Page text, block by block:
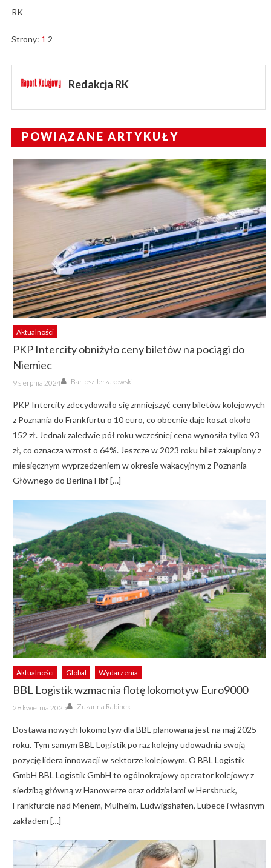
RK
Strony: 1 2
Redakcja RK
POWIĄZANE ARTYKUŁY
Aktualności
PKP Intercity obniżyło ceny biletów na pociągi do
Niemiec
Posted
on
9 sierpnia 2024 Author
Bartosz Jerzakowski
PKP Intercity zdecydowało się zmniejszyć ceny biletów kolejowych
z Poznania do Frankfurtu o 10 euro, co obecnie daje koszt około
152 zł. Jednak zaledwie pół roku wcześniej cena wynosiła tylko 93
zł, co oznacza wzrost o 64%. Jeszcze w 2023 roku bilet zakupiony z
miesięcznym wyprzedzeniem w okresie wakacyjnym z Poznania
Głównego do Berlina Hbf […]
Aktualności Global Wydarzenia
BBL Logistik wzmacnia flotę lokomotyw Euro9000
Posted
on
28 kwietnia 2025 Author
Zuzanna Rabinek
Dostawa nowych lokomotyw dla BBL planowana jest na maj 2025
roku. Tym samym BBL Logistik po raz kolejny udowadnia swoją
pozycję lidera innowacji w sektorze kolejowym. O BBL Logistik
GmbH BBL Logistik GmbH to ogólnokrajowy operator kolejowy z
siedzibą główną w Hanowerze oraz oddziałami w Hersbruck,
Frankfurcie nad Menem, Mülheim, Ludwigshafen, Lubece i własnym
zakładem […]